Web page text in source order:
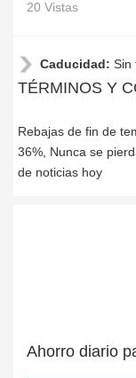
20 Vistas
Caducidad: Sin
TÉRMINOS Y
Rebajas de fin de
36%, Nunca se
de noticias hoy